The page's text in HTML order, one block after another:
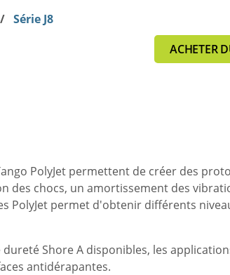
/ Série J8
ACHETER
PolyJet permettent de créer des
des chocs, un amortissement des
PolyJet permet d'obtenir différents
Shore A disponibles, les
antidérapantes.